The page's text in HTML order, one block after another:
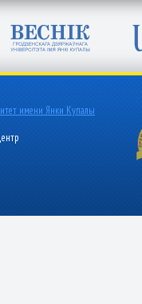
имени Янки Купалы